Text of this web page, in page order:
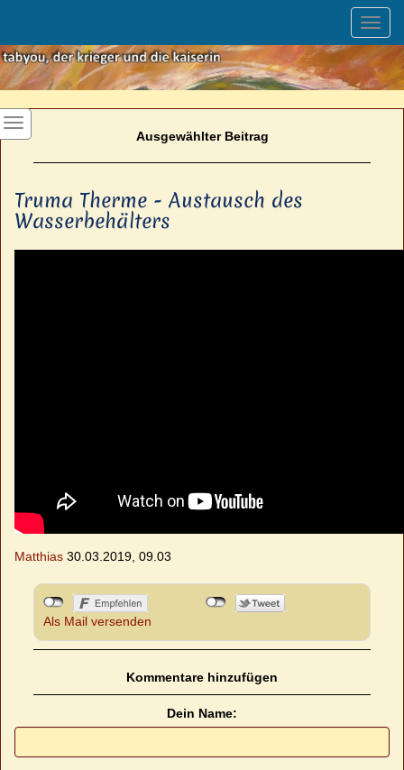
Ausgewählter Beitrag
Truma Therme - Austausch des
Wasserbehälters
Matthias 30.03.2019, 09.03
Als Mail versenden
Kommentare hinzufügen
Dein Name: